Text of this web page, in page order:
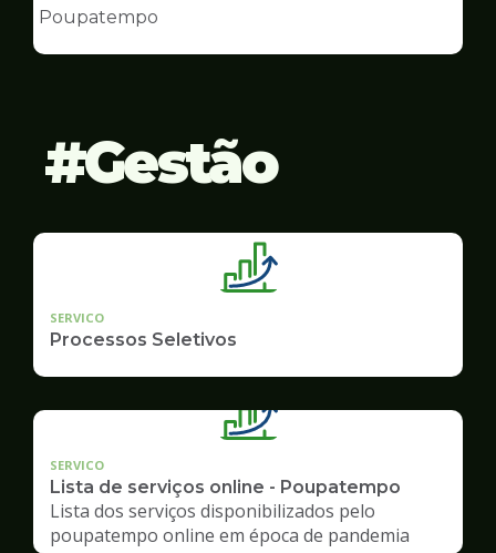
Finanças
Poupatempo
Gestão
SERVICO
Processos Seletivos
SERVICO
Lista de serviços online - Poupatempo
Lista dos serviços disponibilizados pelo
poupatempo online em época de pandemia